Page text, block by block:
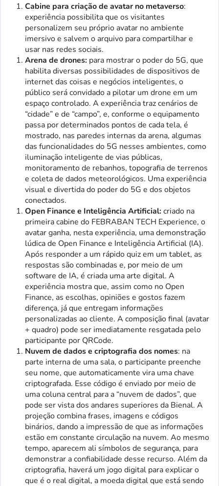
Cabine para criação de avatar no metaverso:
experiência possibilita que os visitantes
personalizem seu próprio avatar no ambiente
imersivo e salvem o arquivo para compartilhar e
usar nas redes sociais.
Arena de drones: para mostrar o poder do 5G, que
habilita diversas possibilidades de dispositivos de
internet das coisas e negócios inteligentes, o
público será convidado a pilotar um drone em um
espaço controlado. A experiência traz cenários de
“cidade” e de “campo”, e, conforme o equipamento
passa por determinados pontos de cada tela, é
mostrado, nas paredes internas da arena, algumas
das funcionalidades do 5G nesses ambientes, como
iluminação inteligente de vias públicas,
monitoramento de rebanhos, topografia de terrenos
e coleta de dados meteorológicos. Uma experiência
visual e divertida do poder do 5G e dos objetos
conectados.
Open Finance e Inteligência Artificial:criado na
primeira cabine do FEBRABAN TECH Experience, o
avatar ganha, nesta experiência, uma demonstração
lúdica de Open Finance e Inteligência Artificial (IA).
Após responder a um rápido quiz em um tablet, as
respostas são combinadas e, por meio de um
software de IA, é criada uma arte digital. A
experiência mostra que, assim como no Open
Finance, as escolhas, opiniões e gostos fazem
diferença, já que entregam informações
personalizadas ao cliente. A composição final (avatar
+ quadro) pode ser imediatamente resgatada pelo
participante por QRCode.
Nuvem de dados e criptografia dos nomes: na
parte interna de uma sala, o participante preenche
seu nome, que automaticamente vira uma chave
criptografada. Esse código é enviado por meio de
uma coluna central para a “nuvem de dados”, que
pode ser vista dos andares superiores da Bienal. A
projeção combina frases, imagens e códigos
binários, dando a impressão de que as informações
estão em constante circulação na nuvem. Ao mesmo
tempo, aparecem ali símbolos de segurança, para
demonstrar a confiabilidade desse recurso. Além da
criptografia, haverá um jogo digital para explicar o
que é o real digital, a moeda digital que está sendo